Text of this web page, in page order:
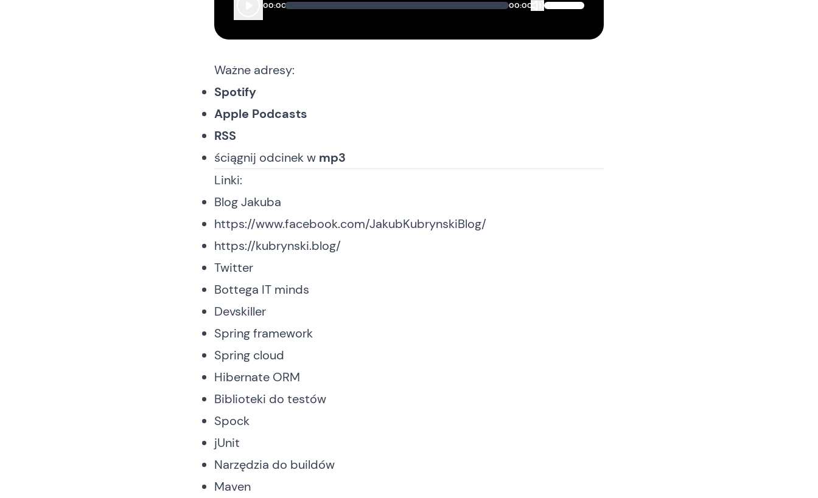
00:00 00:00
Ważne adresy:
Spotify
Apple Podcasts
RSS
ściągnij odcinekw mp3
Linki:
Blog Jakuba
https://www.facebook.com/JakubKubrynskiBlog/
https://kubrynski.blog/
Twitter
Bottega IT minds
Devskiller
Spring framework
Spring cloud
Hibernate ORM
Biblioteki do testów
Spock
jUnit
Narzędzia do buildów
Maven